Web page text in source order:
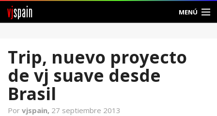
vjspain MENÚ
Foros
Noticias
Trip, nuevo proyecto
de vj suave desde
Brasil
Por vjspain, 27 septiembre 2013